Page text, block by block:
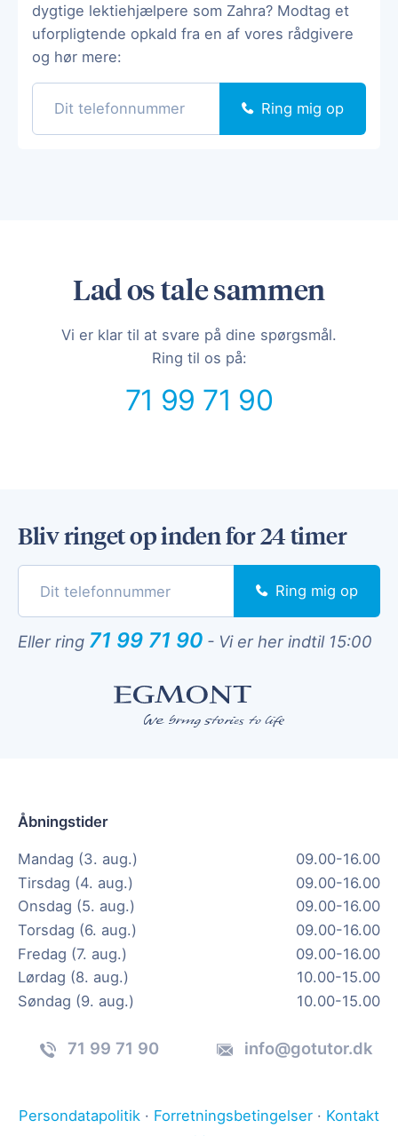
dygtige lektiehjælpere som Zahra? Modtag et
uforpligtende opkald fra en af vores rådgivere
og hør mere:
Ring mig op
Lad os tale sammen
Vi er klar til at svare på dine spørgsmål.
Ring til os på:
71 99 71 90
Bliv ringet op inden for 24 timer
Ring mig op
Eller ring 71 99 71 90 - Vi er her indtil 15:00
Åbningstider
Mandag (3. aug.)
09.00-16.00
Tirsdag (4. aug.)
09.00-16.00
Onsdag (5. aug.)
09.00-16.00
Torsdag (6. aug.)
09.00-16.00
Fredag (7. aug.)
09.00-16.00
Lørdag (8. aug.)
10.00-15.00
Søndag (9. aug.)
10.00-15.00
71 99 71 90 info@gotutor.dk
Persondatapolitik · Forretningsbetingelser · Kontakt